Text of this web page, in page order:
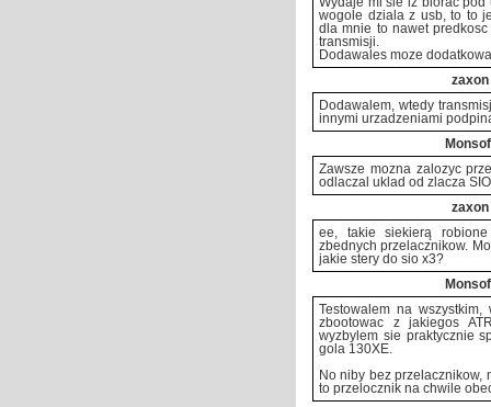
wogole dziala z usb, to to
dla mnie to nawet
transmisji.
Dodawales moze
zaxon
Dodawalem, wtedy
innymi urzadzeniami
Zawsze mozna zalozyc
odlaczal uklad od zlacza
zaxon
ee, takie siekierą
zbednych przelacznikow.
jakie stery do sio x3?
Testowalem na
zbootowac z jakiegos
wyzbylem sie praktycznie
gola 130XE.
No niby bez przelacznikow,
to przelocznik na chwile